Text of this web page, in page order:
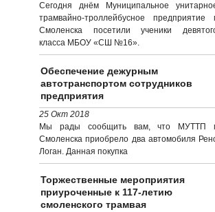
Сегодня днём Муниципальное
трамвайно-троллейбусное предприятие
Смоленска посетили ученики
класса МБОУ «СШ №16».
Обеспечение дежурным
автотранспортом сотрудников
предприятия
25 Окт 2018
Мы рады сообщить вам, что МУТТП
Смоленска приобрело два автомобиля
Логан. Данная покупка
Торжественные мероприятия
приуроченные к 117-летию
смоленского трамвая